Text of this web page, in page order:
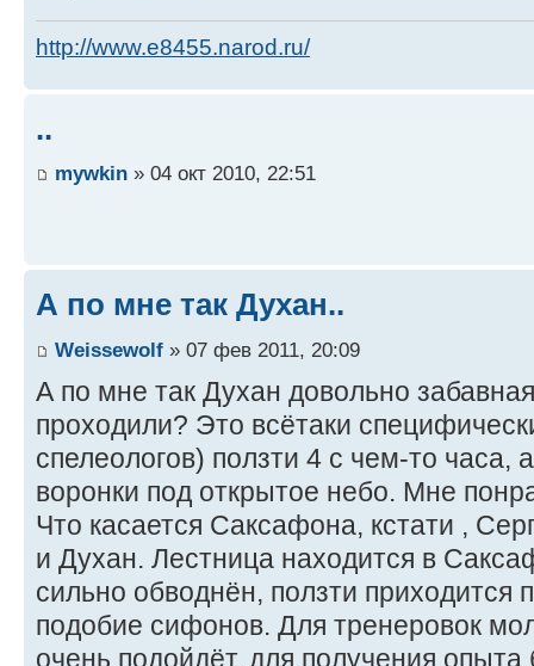
http://www.e8455.narod.ru/
..
mywkin » 04 окт 2010, 22:51
А по мне так Духан..
Weissewolf » 07 фев 2011, 20:09
А по мне так Духан довольно
проходили? Это всётаки
спелеологов) ползти 4 с чем-то часа,
воронки под открытое небо. Мне
Что касается Саксафона, кстати ,
и Духан. Лестница находится в
сильно обводнён, ползти приходится
подобие сифонов. Для тренеровок
очень подойдёт, для получения